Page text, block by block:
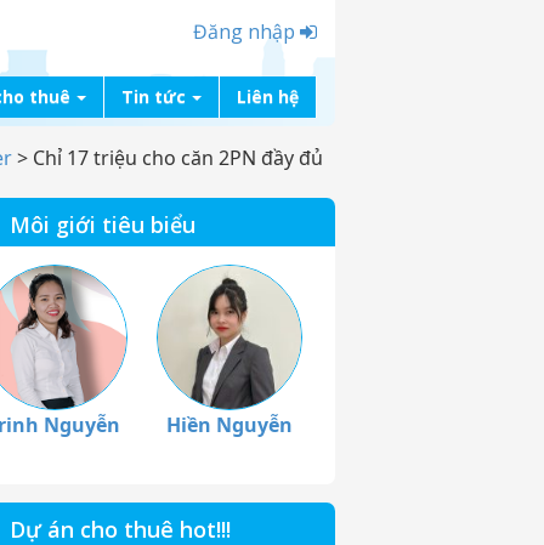
Đăng nhập
thuê Tin tức Liên hệ
> Chỉ 17 triệu cho căn 2PN đầy đủ
Môi giới tiêu biểu
Nguyễn Hiền Nguyễn
Dự án cho thuê hot!!!